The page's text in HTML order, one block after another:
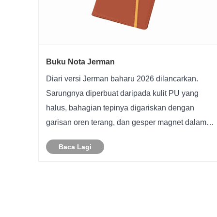
Buku Nota Jerman
Diari versi Jerman baharu 2026 dilancarkan.
Sarungnya diperbuat daripada kulit PU yang
halus, bahagian tepinya digariskan dengan
garisan oren terang, dan gesper magnet dalam
Baca Lagi